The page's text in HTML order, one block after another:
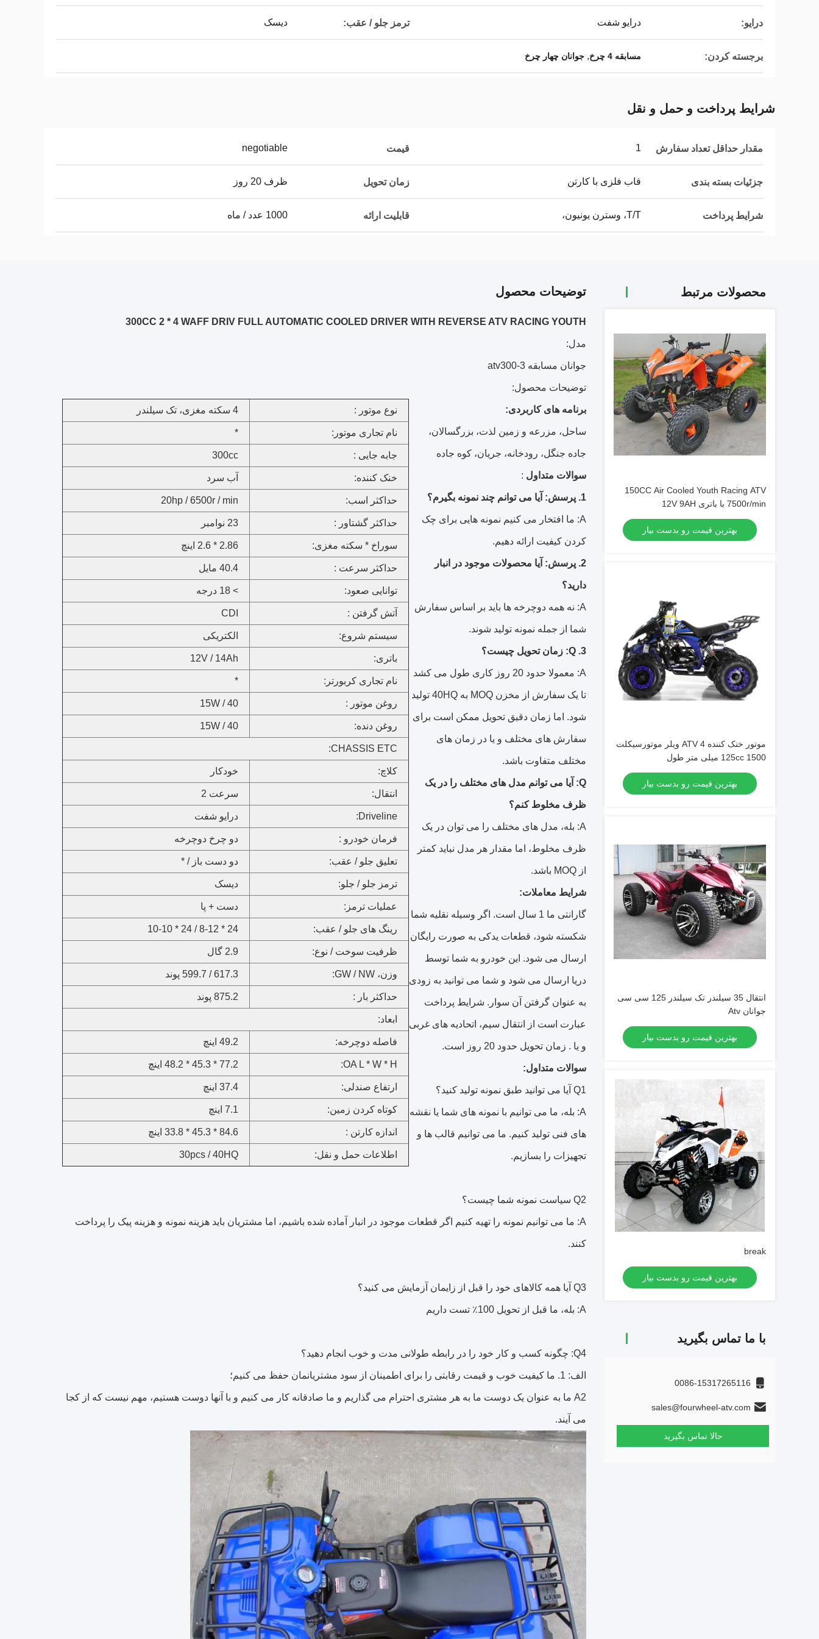
درایو: درایو شفت ترمز جلو / عقب: دیسک
برجسته کردن: مسابقه 4 چرخ , جوانان چهار چرخ
شرایط پرداخت و حمل و نقل
مقدار حداقل تعداد سفارش 1 قیمت negotiable
جزئیات بسته بندی قاب فلزی با کارتن زمان تحویل ظرف 20 روز
شرایط پرداخت T/T، وسترن یونیون، قابلیت ارائه 1000 عدد / ماه
محصولات مرتبط
150CC Air Cooled Youth Racing ATV
7500r/min با باتری 12V 9AH
بهترین قیمت رو بدست بیار
موتور خنک کننده ATV 4 ویلر موتورسیکلت
125cc 1500 میلی متر طول
بهترین قیمت رو بدست بیار
انتقال 35 سیلندر تک سیلندر 125 سی سی
جوانان Atv
بهترین قیمت رو بدست بیار
break
بهترین قیمت رو بدست بیار
با ما تماس بگیرید
0086-15317265116
sales@fourwheel-atv.com
حالا تماس بگیرید
توضیحات محصول
300CC 2 * 4 WAFF DRIV FULL AUTOMATIC COOLED DRIVER WITH REVERSE ATV RACING YOUTH
مدل:
جوانان مسابقه atv300-3
توضیحات محصول:
نوع موتور : 4 سکته مغزی، تک سیلندر
نام تجاری موتور: *
جابه جایی : 300cc
خنک کننده: آب سرد
حداکثر اسب: 20hp / 6500r / min
حداکثر گشتاور : 23 نوامبر
سوراخ * سکته مغزی: 2.86 * 2.6 اینچ
حداکثر سرعت : 40.4 مایل
توانایی صعود: > 18 درجه
آتش گرفتن : CDI
سیستم شروع: الکتریکی
باتری: 12V / 14Ah
نام تجاری کربورتر: *
روغن موتور : 15W / 40
روغن دنده: 15W / 40
CHASSIS ETC:
کلاچ: خودکار
انتقال: سرعت 2
Driveline: درایو شفت
فرمان خودرو : دو چرخ دوچرخه
تعلیق جلو / عقب: دو دست باز / *
ترمز جلو / جلو: دیسک
عملیات ترمز: دست + پا
رینگ های جلو / عقب: 24 * 8-12 / 24 * 10-10
ظرفیت سوخت / نوع: 2.9 گال
وزن، GW / NW: 617.3 / 599.7 پوند
حداکثر بار : 875.2 پوند
ابعاد:
فاصله دوچرخه: 49.2 اینچ
OA L * W * H: 77.2 * 45.3 * 48.2 اینچ
ارتفاع صندلی: 37.4 اینچ
کوتاه کردن زمین: 7.1 اینچ
اندازه کارتن : 84.6 * 45.3 * 33.8 اینچ
اطلاعات حمل و نقل: 30pcs / 40HQ
برنامه های کاربردی:
ساحل، مزرعه و زمین لذت، بزرگسالان،
جاده جنگل، رودخانه، جریان، کوه جاده
سوالات متداول :
1. پرسش: آیا می توانم چند نمونه بگیرم؟
A: ما افتخار می کنیم نمونه هایی برای چک
کردن کیفیت ارائه دهیم.
2. پرسش: آیا محصولات موجود در انبار
دارید؟
A: نه همه دوچرخه ها باید بر اساس سفارش
شما از جمله نمونه تولید شوند.
3. Q: زمان تحویل چیست؟
A: معمولا حدود 20 روز کاری طول می کشد
تا یک سفارش از مخزن MOQ به 40HQ تولید
شود. اما زمان دقیق تحویل ممکن است برای
سفارش های مختلف و یا در زمان های
مختلف متفاوت باشد.
Q: آیا می توانم مدل های مختلف را در یک
ظرف مخلوط کنم؟
A: بله، مدل های مختلف را می توان در یک
ظرف مخلوط، اما مقدار هر مدل نباید کمتر
از MOQ باشد.
شرایط معاملات:
گارانتی ما 1 سال است. اگر وسیله نقلیه شما
شکسته شود، قطعات یدکی به صورت رایگان
ارسال می شود. این خودرو به شما توسط
دریا ارسال می شود و شما می توانید به زودی
به عنوان گرفتن آن سوار. شرایط پرداخت
عبارت است از انتقال سیم، اتحادیه های غربی
و یا . زمان تحویل حدود 20 روز است.
سوالات متداول:
Q1 آیا می توانید طبق نمونه تولید کنید؟
A: بله، ما می توانیم با نمونه های شما یا نقشه
های فنی تولید کنیم. ما می توانیم قالب ها و
تجهیزات را بسازیم.
Q2 سیاست نمونه شما چیست؟
A: ما می توانیم نمونه را تهیه کنیم اگر قطعات موجود در انبار آماده شده باشیم، اما مشتریان باید هزینه نمونه و هزینه پیک را پرداخت
کنند.
Q3 آیا همه کالاهای خود را قبل از زایمان آزمایش می کنید؟
A: بله، ما قبل از تحویل 100٪ تست داریم
Q4: چگونه کسب و کار خود را در رابطه طولانی مدت و خوب انجام دهید؟
الف: 1. ما کیفیت خوب و قیمت رقابتی را برای اطمینان از سود مشتریانمان حفظ می کنیم؛
A2 ما به عنوان یک دوست ما به هر مشتری احترام می گذاریم و ما صادقانه کار می کنیم و با آنها دوست هستیم، مهم نیست که از کجا
می آیند.